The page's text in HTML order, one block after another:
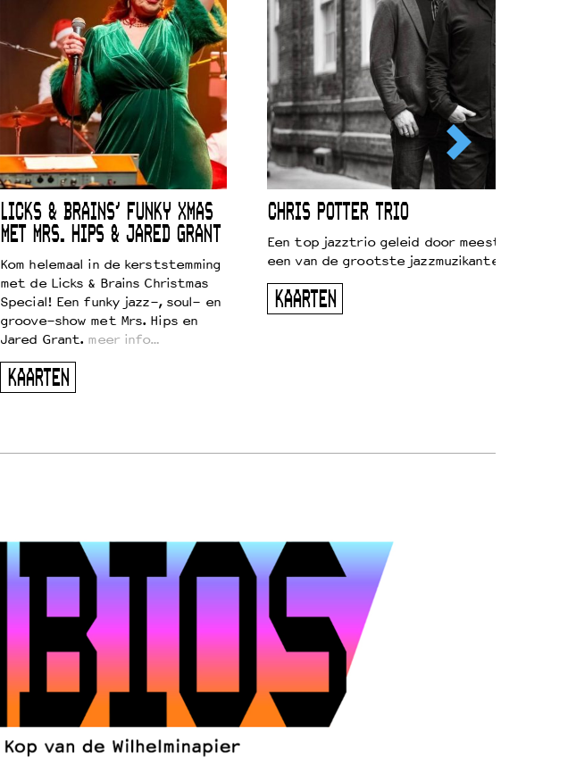
LICKS & BRAINS’ FUNKY XMAS
MET MRS. HIPS & JARED GRANT
Kom helemaal in de kerststemming
met de Licks & Brains Christmas
Special! Een funky jazz-, soul- en
groove-show met Mrs. Hips en
Jared Grant. meer info…
KAARTEN
CHRIS POTTER TRIO
Een top jazztrio geleid door
een van de grootste jazzmuzikanten van zijn
KAARTEN